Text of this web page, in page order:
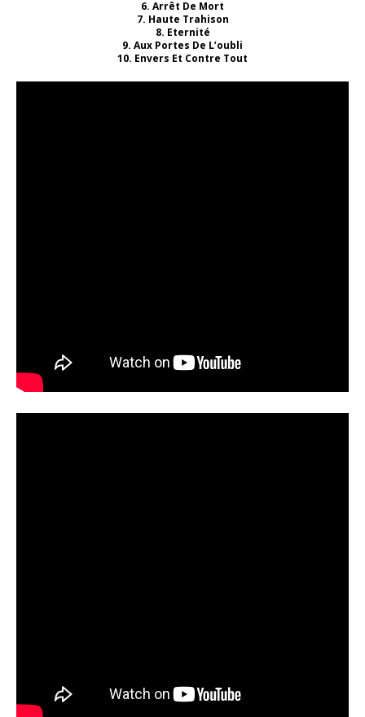
6. Arrêt De Mort
7. Haute Trahison
8. Eternité
9. Aux Portes De L’oubli
10. Envers Et Contre Tout